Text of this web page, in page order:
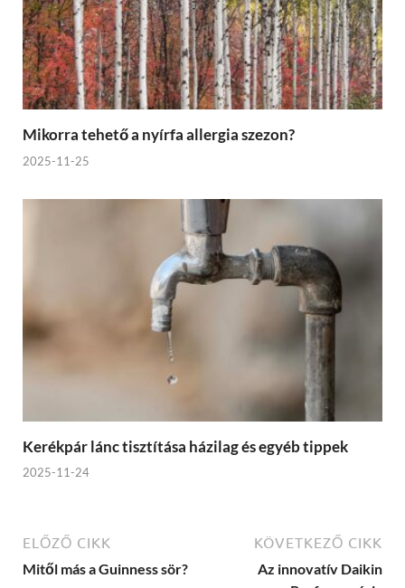
Mikorra tehető a nyírfa allergia szezon?
2025-11-25
Kerékpár lánc tisztítása házilag és egyéb tippek
2025-11-24
ELŐZŐ CIKK
Mitől más a Guinness sör?
KÖVETKEZŐ CIKK
Az innovatív Daikin